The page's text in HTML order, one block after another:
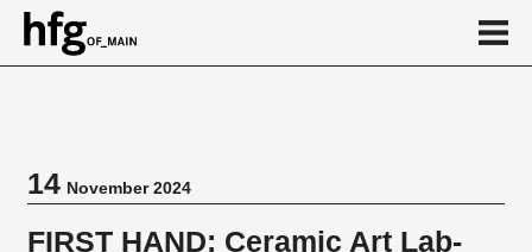
14November 2024
FIRST HAND: Ceramic Art Lab-